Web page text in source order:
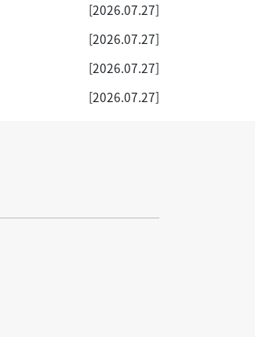
[2026.07.27]
[2026.07.27]
[2026.07.27]
[2026.07.27]